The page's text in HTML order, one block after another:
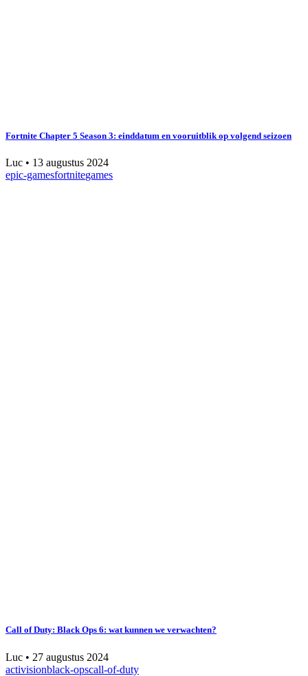
Fortnite Chapter 5 Season 3: einddatum en vooruitblik op volgend seizoen
Luc • 13 augustus 2024
epic-gamesfortnitegames
Call of Duty: Black Ops 6: wat kunnen we verwachten?
Luc • 27 augustus 2024
activisionblack-opscall-of-duty